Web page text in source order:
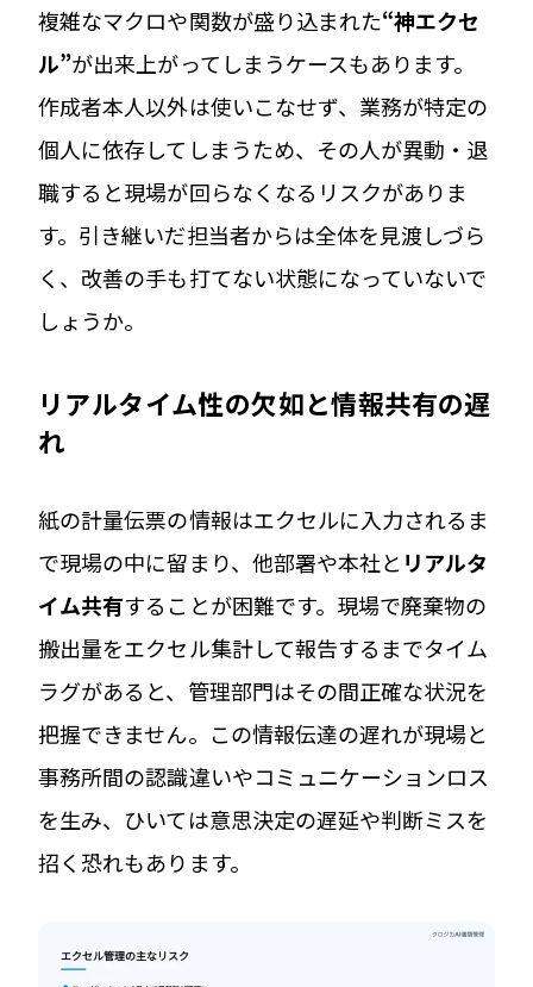
複雑なマクロや関数が盛り込まれた“神エクセ
ル”が出来上がってしまうケースもあります。
作成者本人以外は使いこなせず、業務が特定の
個人に依存してしまうため、その人が異動・退
職すると現場が回らなくなるリスクがありま
す。引き継いだ担当者からは全体を見渡しづら
く、改善の手も打てない状態になっていないで
しょうか。
リアルタイム性の欠如と情報共有の遅
れ
紙の計量伝票の情報はエクセルに入力されるま
で現場の中に留まり、他部署や本社とリアルタ
イム共有することが困難です。現場で廃棄物の
搬出量をエクセル集計して報告するまでタイム
ラグがあると、管理部門はその間正確な状況を
把握できません。この情報伝達の遅れが現場と
事務所間の認識違いやコミュニケーションロス
を生み、ひいては意思決定の遅延や判断ミスを
招く恐れもあります。